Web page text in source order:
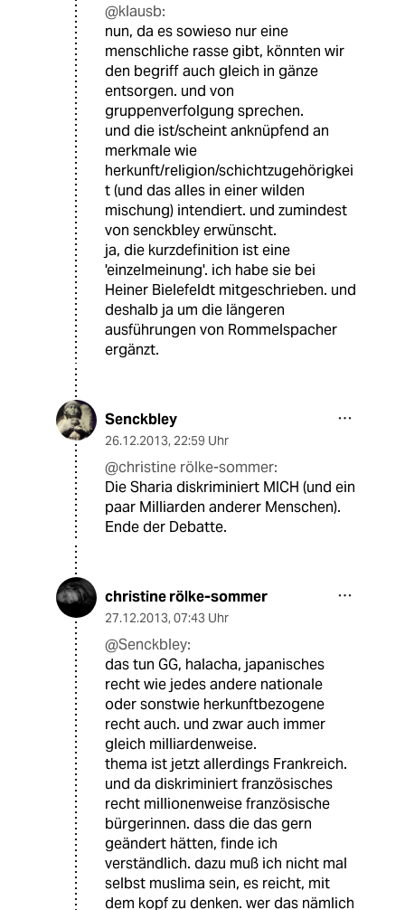
@klausb:
nun, da es sowieso nur eine
menschliche rasse gibt, könnten wir
den begriff auch gleich in gänze
entsorgen. und von
gruppenverfolgung sprechen.
und die ist/scheint anknüpfend an
merkmale wie
herkunft/religion/schichtzugehörigkei
t (und das alles in einer wilden
mischung) intendiert. und zumindest
von senckbley erwünscht.
ja, die kurzdefinition ist eine
'einzelmeinung'. ich habe sie bei
Heiner Bielefeldt mitgeschrieben. und
deshalb ja um die längeren
ausführungen von Rommelspacher
ergänzt.
Senckbley
26.12.2013, 22:59 Uhr
@christine rölke-sommer:
Die Sharia diskriminiert MICH (und ein
paar Milliarden anderer Menschen).
Ende der Debatte.
christine rölke-sommer
27.12.2013, 07:43 Uhr
@Senckbley:
das tun GG, halacha, japanisches
recht wie jedes andere nationale
oder sonstwie herkunftbezogene
recht auch. und zwar auch immer
gleich milliardenweise.
thema ist jetzt allerdings Frankreich.
und da diskriminiert französisches
recht millionenweise französische
bürgerinnen. dass die das gern
geändert hätten, finde ich
verständlich. dazu muß ich nicht mal
selbst muslima sein, es reicht, mit
dem kopf zu denken. wer das nämlich